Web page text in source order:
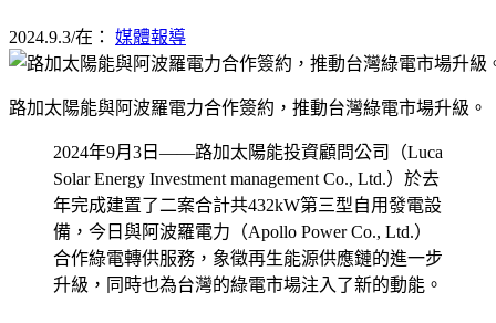
2024.9.3/在： 媒體報導
路加太陽能與阿波羅電力合作簽約，推動台灣綠電市場升級。
2024年9月3日——路加太陽能投資顧問公司（Luca
Solar Energy Investment management Co., Ltd.）於去
年完成建置了二案合計共432kW第三型自用發電設
備，今日與阿波羅電力（Apollo Power Co., Ltd.）
合作綠電轉供服務，象徵再生能源供應鏈的進一步
升級，同時也為台灣的綠電市場注入了新的動能。